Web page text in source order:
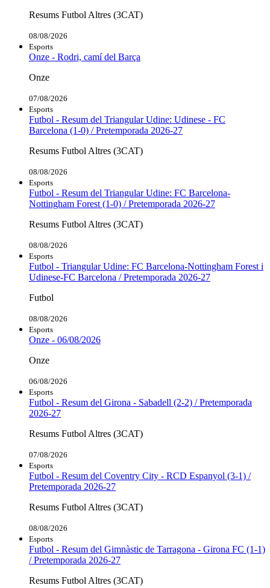
Resums Futbol Altres (3CAT)
08/08/2026
Esports
Onze - Rodri, camí del Barça
Onze
07/08/2026
Esports
Futbol - Resum del Triangular Udine: Udinese - FC
Barcelona (1-0) / Pretemporada 2026-27
Resums Futbol Altres (3CAT)
08/08/2026
Esports
Futbol - Resum del Triangular Udine: FC Barcelona-
Nottingham Forest (1-0) / Pretemporada 2026-27
Resums Futbol Altres (3CAT)
08/08/2026
Esports
Futbol - Triangular Udine: FC Barcelona-Nottingham Forest i
Udinese-FC Barcelona / Pretemporada 2026-27
Futbol
08/08/2026
Esports
Onze - 06/08/2026
Onze
06/08/2026
Esports
Futbol - Resum del Girona - Sabadell (2-2) / Pretemporada
2026-27
Resums Futbol Altres (3CAT)
07/08/2026
Esports
Futbol - Resum del Coventry City - RCD Espanyol (3-1) /
Pretemporada 2026-27
Resums Futbol Altres (3CAT)
08/08/2026
Esports
Futbol - Resum del Gimnàstic de Tarragona - Girona FC (1-1)
/ Pretemporada 2026-27
Resums Futbol Altres (3CAT)